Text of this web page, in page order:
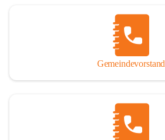
Gemeindevorstand